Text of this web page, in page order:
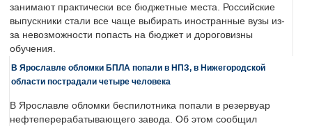
занимают практически все бюджетные места. Российские
выпускники стали все чаще выбирать иностранные вузы из-
за невозможности попасть на бюджет и дороговизны
обучения.
В Ярославле обломки БПЛА попали в НПЗ, в Нижегородской
области пострадали четыре человека
В Ярославле обломки беспилотника попали в резервуар
нефтеперерабатывающего завода. Об этом сообщил